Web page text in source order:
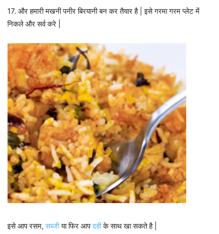
17. और हमारी मखनी पनीर बिरयानी बन कर तैयार है | इसे गरमा गरम प्लेट में
निकले और सर्व करे |
इसे आप रसम,सब्जीया फिर आपदहीके साथ खा सकते है |